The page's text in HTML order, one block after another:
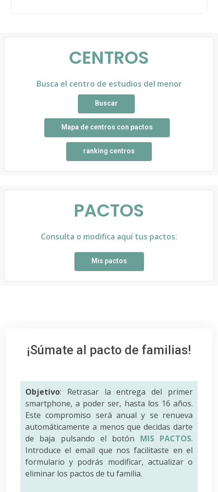
CENTROS
Busca el centro de estudios del menor
Buscar
Mapa de centros con pactos
ranking centros
PACTOS
Consulta o modifica aquí tus pactos:
Mis pactos
¡Súmate al pacto de familias!
Objetivo: Retrasar la entrega del primer
smartphone, a poder ser, hasta los 16 años.
Este compromiso será anual y se renueva
automáticamente a menos que decidas darte
de baja pulsando el botón MIS PACTOS.
Introduce el email que nos facilitaste en el
formulario y podrás modificar, actualizar o
eliminar los pactos de tu familia.